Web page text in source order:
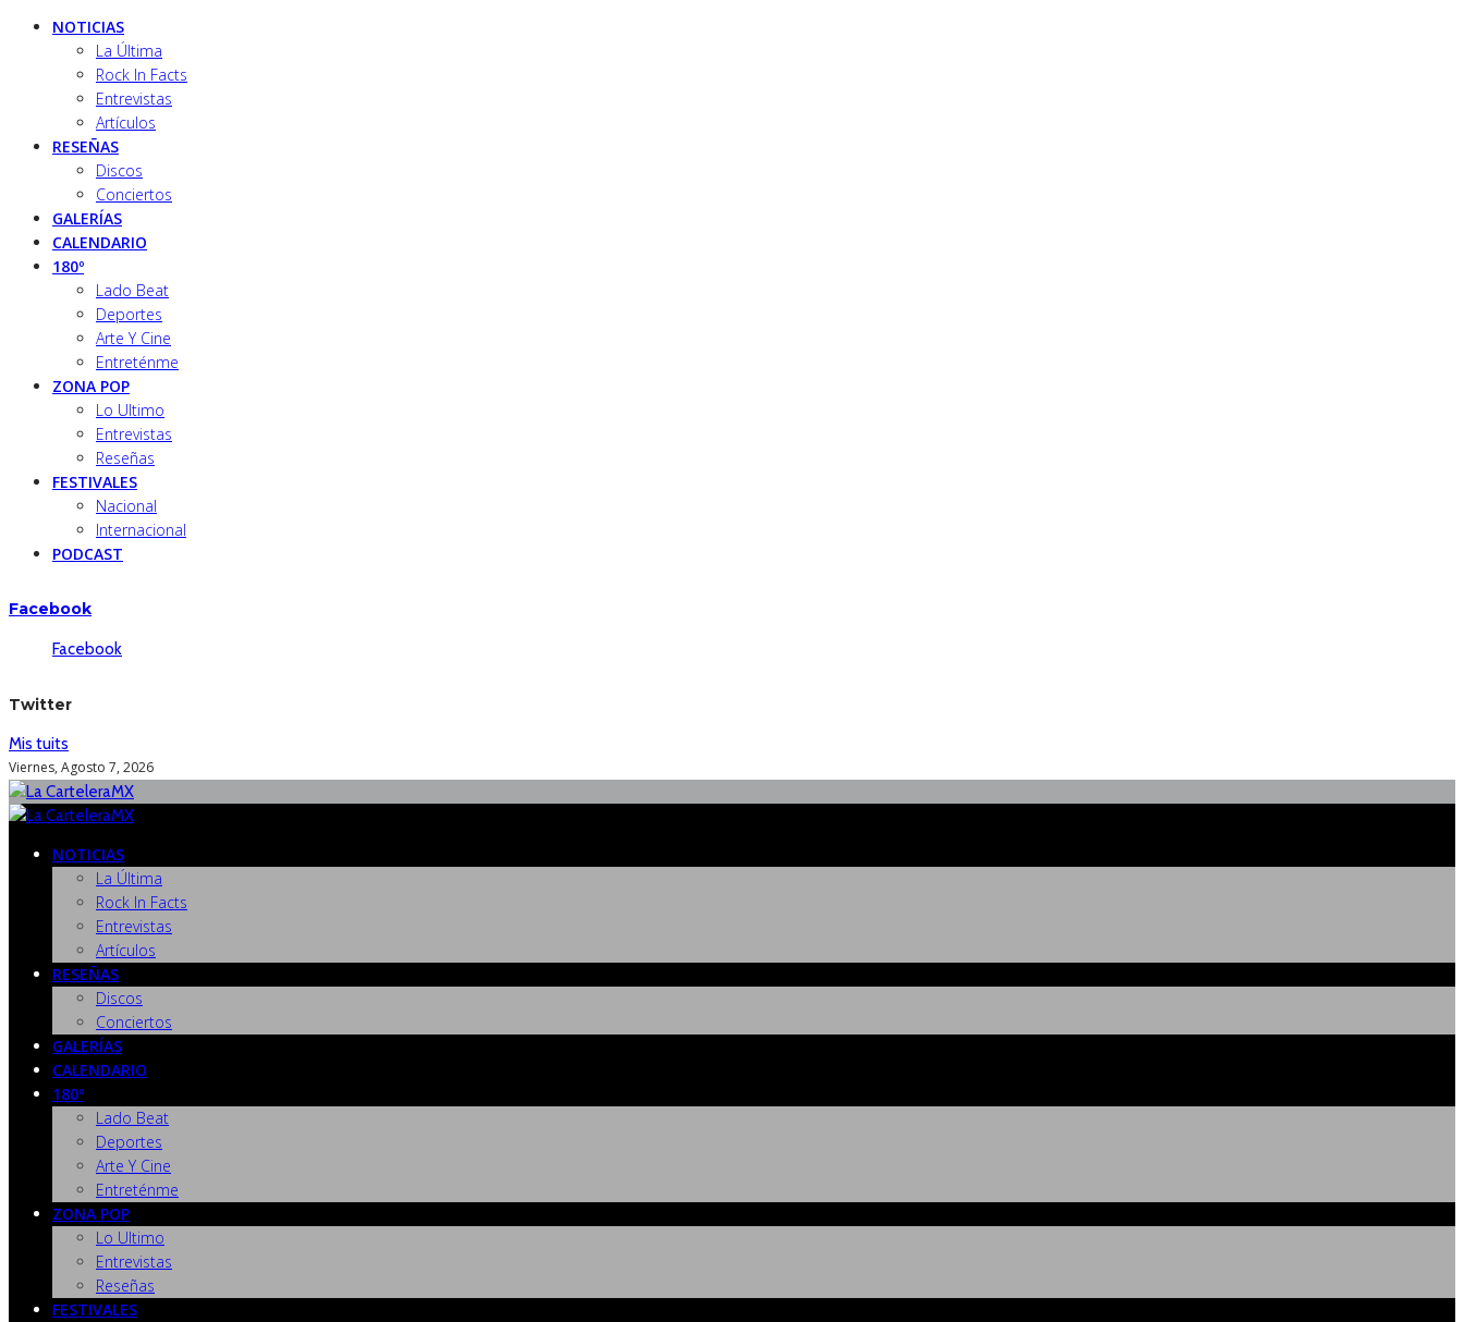
NOTICIAS
La Última
Rock In Facts
Entrevistas
Artículos
RESEÑAS
Discos
Conciertos
GALERÍAS
CALENDARIO
180º
Lado Beat
Deportes
Arte Y Cine
Entreténme
ZONA POP
Lo Ultimo
Entrevistas
Reseñas
FESTIVALES
Nacional
Internacional
PODCAST
Facebook
Facebook
Twitter
Mis tuits
Viernes, Agosto 7, 2026
NOTICIAS
La Última
Rock In Facts
Entrevistas
Artículos
RESEÑAS
Discos
Conciertos
GALERÍAS
CALENDARIO
180º
Lado Beat
Deportes
Arte Y Cine
Entreténme
ZONA POP
Lo Ultimo
Entrevistas
Reseñas
FESTIVALES